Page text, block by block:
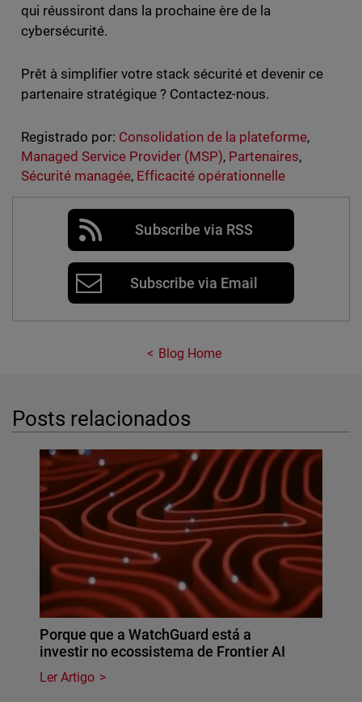
qui réussiront dans la prochaine ère de la
cybersécurité.
Prêt à simplifier votre stack sécurité et devenir ce
partenaire stratégique ? Contactez-nous.
Registrado por: Consolidation de la plateforme,
Managed Service Provider (MSP), Partenaires,
Sécurité managée, Efficacité opérationnelle
Subscribe via RSS
Subscribe via Email
Blog Home
Posts relacionados
Porque que a WatchGuard está a
investir no ecossistema de Frontier AI
Ler Artigo